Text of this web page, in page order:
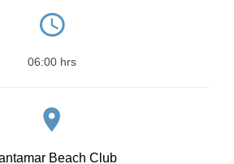
06:00 hrs
Beach Club